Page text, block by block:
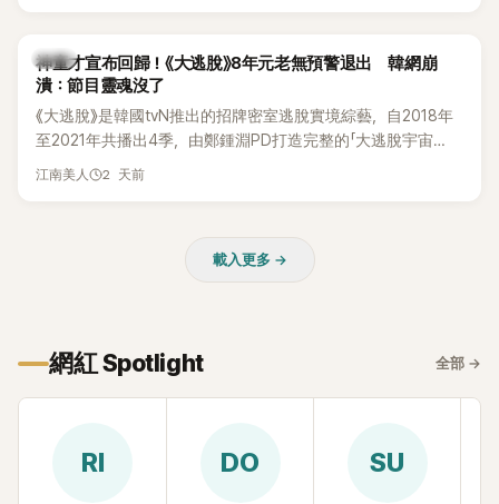
熱議。 2日播出的 SBS 綜藝節目《我的經紀人太難搞－秘書
鎮》，邀請同時兼顧工作與育兒的演藝圈代表「媽媽群」——李智
惠、李賢怡、李恩亨，以第13位「My Star」身分登場，分享最真
實的生活日常。 節目一開始，李瑞鎮 率先與李智惠會合，兩人
邊搭車邊聊天，氣氛輕鬆。聊到最近的新聞，李瑞鎮突然直球
發問：「妳不是上新聞了？說妳去做整形？是人中縮短手術嗎？」
開過記者會？」直接點名她當年的風波。李智惠聽了忍不住笑
術。她回憶：「拍了比基尼照片之後，就開始被說是不是去隆乳
本沒動過。」一句話說完，全場瞬間炸鍋，來賓又驚又笑。 事實
韓星
神童才宣布回歸！《大逃脫》8年元老無預警退出 韓網崩
潰：節目靈魂沒了
《大逃脫》是韓國tvN推出的招牌密室逃脫實境綜藝，自2018年
至2021年共播出4季，由鄭鍾淵PD打造完整的「大逃脫宇宙
（DTCU）」，憑藉燒腦劇情、電影級場景與龐大世界觀，累積
江南美人 2 天前
載入更多 →
網紅 Spotlight 全部 →
RI DO SU